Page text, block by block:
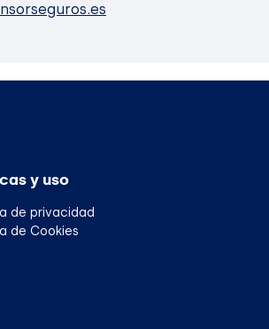
y uso
de privacidad
de Cookies